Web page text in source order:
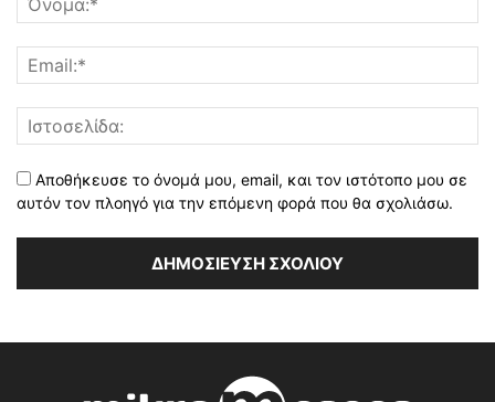
Αποθήκευσε το όνομά μου, email, και τον ιστότοπο μου σε
αυτόν τον πλοηγό για την επόμενη φορά που θα σχολιάσω.